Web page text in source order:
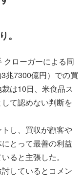
。
クローガーによる同
兆7300億円）での買
は10日、米食品ス
て認めない判断を
し、買収が顧客や
とって最善の利益
ると主張した。
しているとコメン